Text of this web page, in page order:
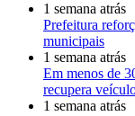
1 semana atrás
Prefeitura
municipais
1 semana atrás
Em menos de
recupera
1 semana atrás